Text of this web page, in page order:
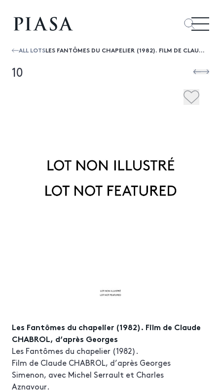
ALL LOTS LES FANTÔMES DU CHAPELIER (1982). FILM DE CLAUDE CHABROL, D’APRÈS GEORGES
10
Les Fantômes du chapelier (1982). Film de Claude
CHABROL, d’après Georges
Les Fantômes du chapelier (1982).
Film de Claude CHABROL, d’après Georges
Simenon, avec Michel Serrault et Charles
Aznavour.